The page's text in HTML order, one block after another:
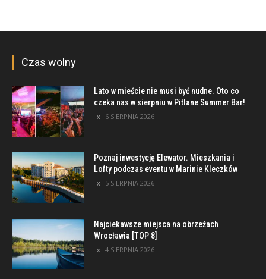
Czas wolny
Lato w mieście nie musi być nudne. Oto co
czeka nas w sierpniu w Pitlane Summer Bar!
6 SIERPNIA 2026
Poznaj inwestycję Elewator. Mieszkania i
Lofty podczas eventu w Marinie Kleczków
5 SIERPNIA 2026
Najciekawsze miejsca na obrzeżach
Wrocławia [TOP 8]
4 SIERPNIA 2026